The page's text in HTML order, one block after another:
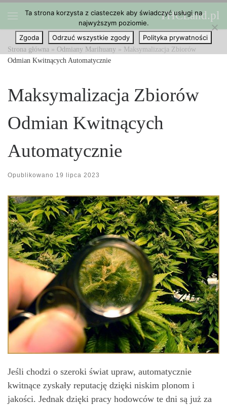
Przejdź do treści THCLand.pl
Strona główna » Odmiany Marihuany » Maksymalizacja Zbiorów
Odmian Kwitnących Automatycznie
Maksymalizacja Zbiorów
Odmian Kwitnących
Automatycznie
Opublikowano 19 lipca 2023
Jeśli chodzi o szeroki świat upraw, automatycznie
kwitnące zyskały reputację dzięki niskim plonom i
jakości. Jednak dzięki pracy hodowców te dni są już za
Ta strona korzysta z ciasteczek aby świadczyć usługi na
najwyższym poziomie.
Zgoda
Odrzuć wszystkie zgody Polityka prywatności